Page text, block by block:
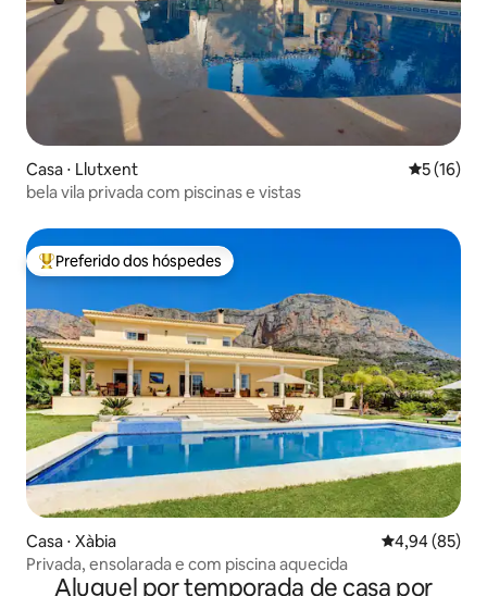
Casa ⋅ Llutxent 5 de uma
5 (16)
bela vila privada com piscinas e vistas
Entre os melhores preferidos dos hóspedes
Preferido dos hóspedes
Casa ⋅ Xàbia 4,94 de uma
4,94 (85)
Privada, ensolarada e com piscina aquecida
Aluguel por temporada de casa por